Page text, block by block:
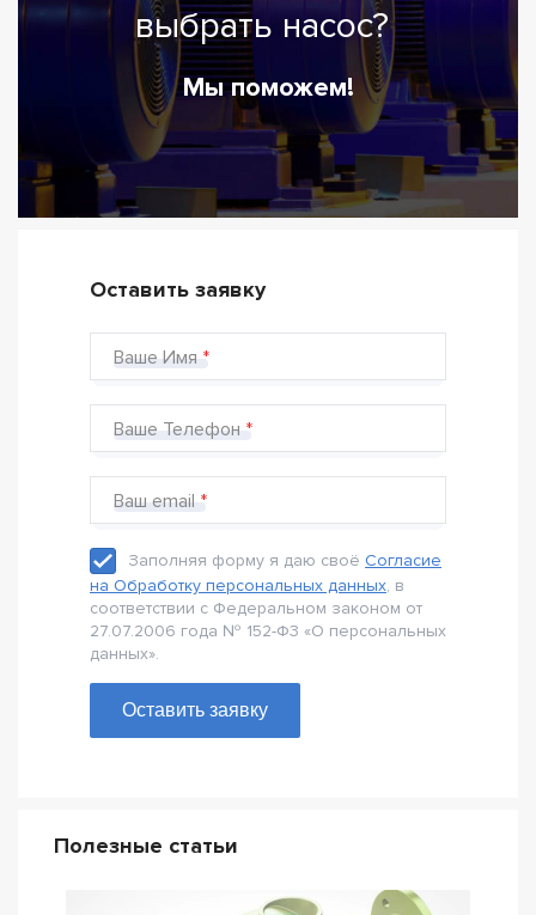
выбрать насос?
Мы поможем!
Оставить заявку
Ваше Имя
Ваше Телефон
Ваш email
Заполняя форму я даю своё Согласие
на Обработку персональных данных, в
соответствии с Федеральном законом от
27.07.2006 года № 152-Ф3 «О персональных
данных».
Оставить заявку
Полезные статьи